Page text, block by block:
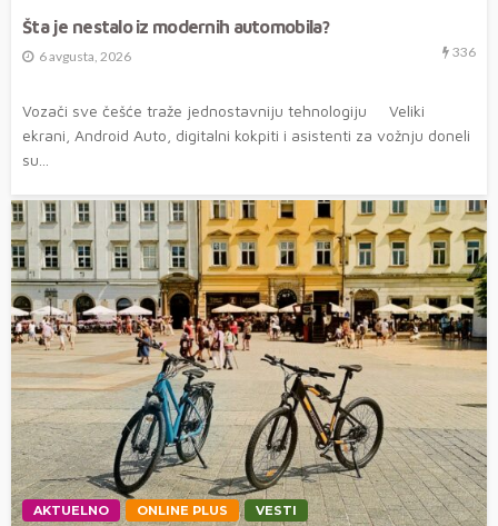
Šta je nestalo iz modernih automobila?
6 avgusta, 2026 336
Vozači sve češće traže jednostavniju tehnologiju Veliki
ekrani, Android Auto, digitalni kokpiti i asistenti za vožnju doneli
su...
AKTUELNO ONLINE PLUS VESTI